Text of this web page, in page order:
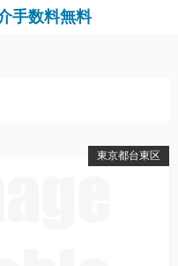
手数料無料
東京都台東区